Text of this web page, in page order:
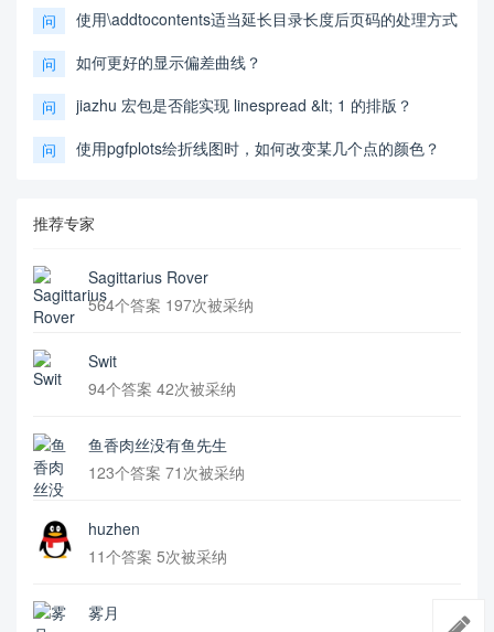
问 使用\addtocontents适当延长目录长度后页码的处理方式
问 如何更好的显示偏差曲线？
问 jiazhu 宏包是否能实现 linespread &lt; 1 的排版？
问 使用pgfplots绘折线图时，如何改变某几个点的颜色？
推荐专家
Sagittarius Rover
564个答案 197次被采纳
Swit
94个答案 42次被采纳
鱼香肉丝没有鱼先生
123个答案 71次被采纳
huzhen
11个答案 5次被采纳
雾月